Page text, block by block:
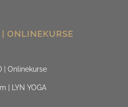
ONLINEKURSE
| Onlinekurse
| LYN YOGA